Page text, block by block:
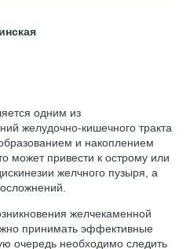
одним из
желудочно-кишечного тракта
и накоплением
может привести к острому или
желчного пузыря, а
желчекаменной
принимать эффективные
очередь необходимо следить